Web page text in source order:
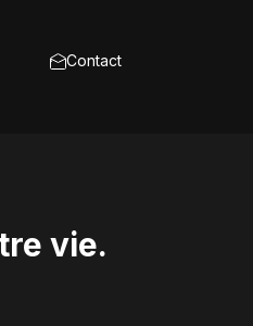
Contact
vie.